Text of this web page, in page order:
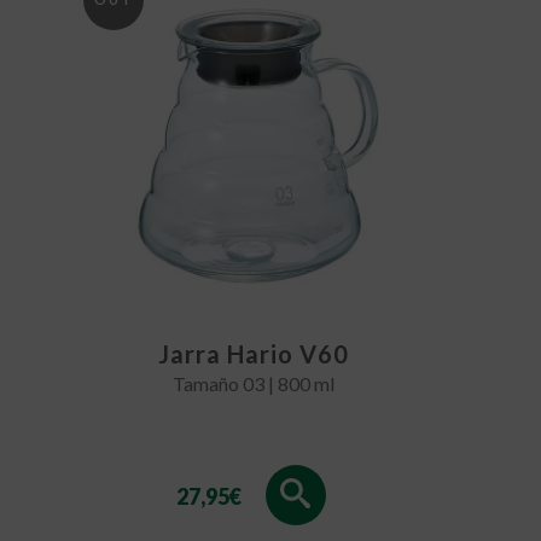
27,95€
Jarra Hario V60
Tamaño 03 | 800 ml